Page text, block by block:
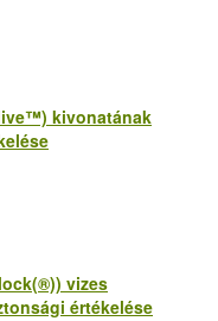
kivonatának
vizes
értékelése